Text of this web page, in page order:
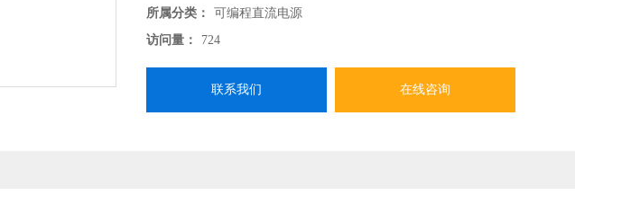
所属分类：
可编程直流电源
访问量：
724
联系我们 在线咨询